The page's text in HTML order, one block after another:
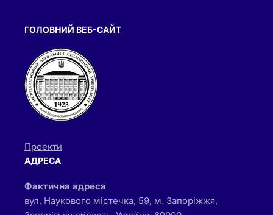
ГОЛОВНИЙ ВЕБ-САЙТ
Проекти
АДРЕСА
Фактична адреса
вул. Наукового містечка, 59, м. Запоріжжя,